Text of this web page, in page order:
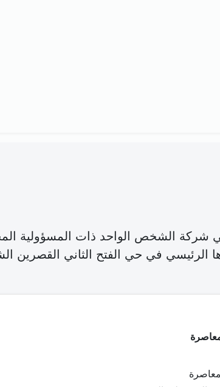
شركة الشخص الواحد ذات المسؤولية
الرئيسي في حي الفتح الثاني القصرين